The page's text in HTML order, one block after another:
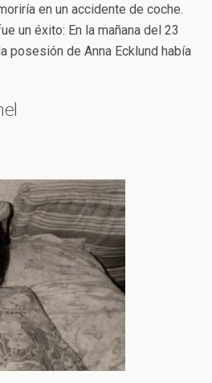
en un accidente de coche.
un éxito: En la mañana del 23
posesión de Anna Ecklund había